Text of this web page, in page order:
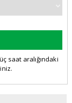
saat aralığındaki